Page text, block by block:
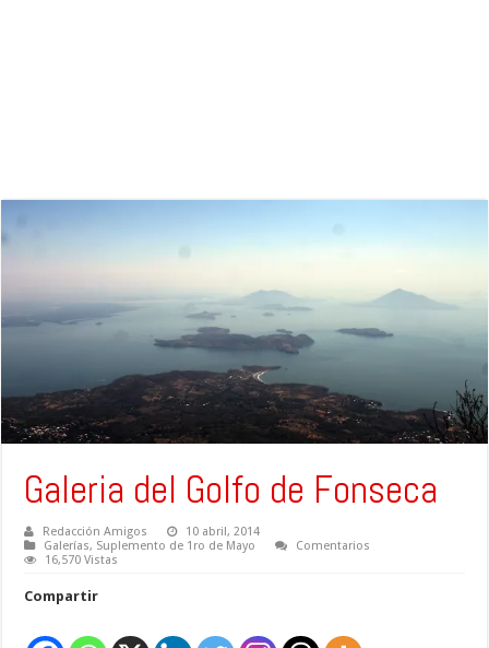
Galeria del Golfo de Fonseca
Redacción Amigos
10 abril, 2014
Galerías, Suplemento de 1ro de Mayo
Comentarios
16,570 Vistas
Compartir